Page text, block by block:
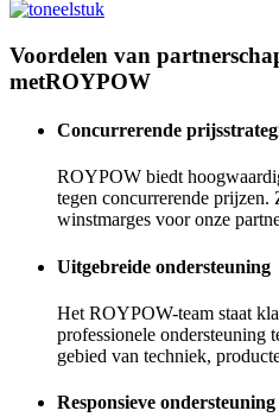
Voordelen van
metROYPOW
Concurrerende
ROYPOW biedt
tegen concurrerende
winstmarges voor onze
Uitgebreide ondersteuning
Het ROYPOW-team staat
professionele ondersteuning
gebied van techniek,
Responsieve ondersteuning